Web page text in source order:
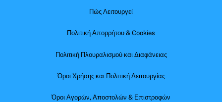
Πώς Λειτουργεί
Πολιτική Απορρήτου & Cookies
Πολιτική Πλουραλισμού και Διαφάνειας
Όροι Χρήσης και Πολιτική Λειτουργίας
Όροι Αγορών, Αποστολών & Επιστροφών